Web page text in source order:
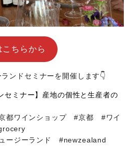
ちらから
ンドセミナーを開催します👇
セミナー】産地の個性と生産者の
都ワインショップ #京都 #ワイ
ージーランド #newzealand